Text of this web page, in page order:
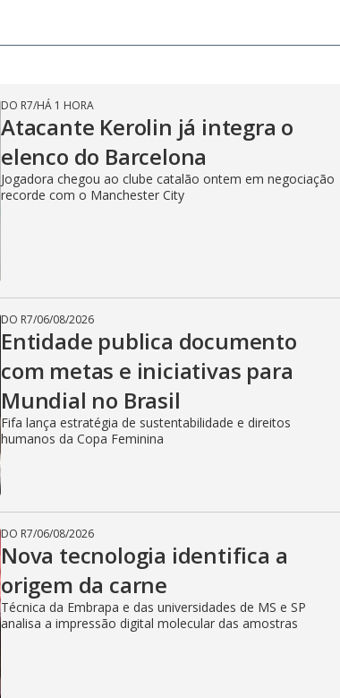
DO R7/HÁ 1 HORA
Atacante Kerolin já integra o
elenco do Barcelona
Jogadora chegou ao clube catalão ontem em negociação
recorde com o Manchester City
DO R7/06/08/2026
Entidade publica documento
com metas e iniciativas para
Mundial no Brasil
Fifa lança estratégia de sustentabilidade e direitos
humanos da Copa Feminina
DO R7/06/08/2026
Nova tecnologia identifica a
origem da carne
Técnica da Embrapa e das universidades de MS e SP
analisa a impressão digital molecular das amostras